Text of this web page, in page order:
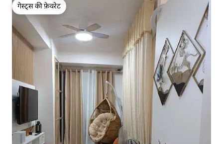
गेस्ट्स की फ़ेवरेट
गेस्ट्स की फ़ेवरेट